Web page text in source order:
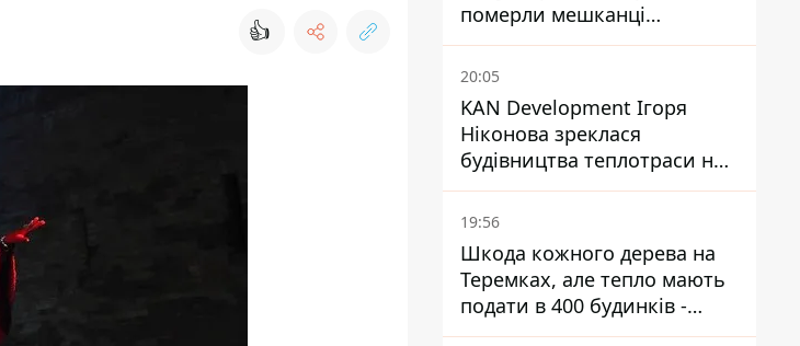
👍
померли мешканці
притулку для собак з
інвалідністю
20:05
KAN Development Ігоря
Ніконова зреклася
будівництва теплотраси на
Теремках
19:56
Шкода кожного дерева на
Теремках, але тепло мають
подати в 400 будинків -
депутатка Київради